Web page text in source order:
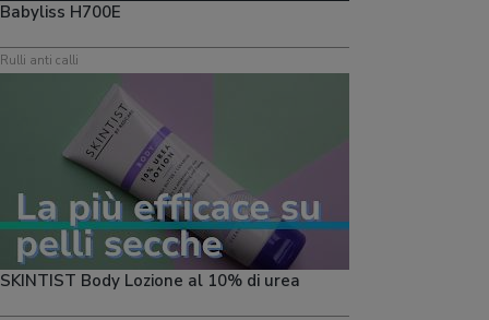
Babyliss H700E
Rulli anti calli
SKINTIST Body Lozione al 10% di urea